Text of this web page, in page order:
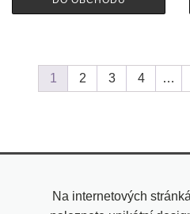
1 2 3 4 …
Na internetových